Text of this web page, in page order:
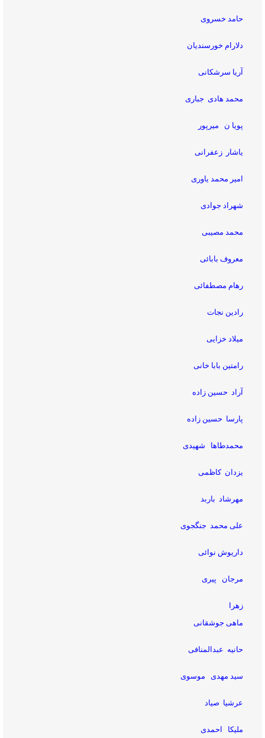
حامد خسروی
دلارام خورسندیان
آریا سرشکانی
محمد هادی جباری
پویا ن میرپور
یاشار زعفرانی
امیر محمد یاوری
شهراد جوادی
محمد مصیبی
معروف بابائی
رهام مصطفائی
رادین نجات
میلاد خزایی
رامتین بابا خانی
آراد حسین زاده
پارسا حسین زاده
محمدطاها شهیدی
یزدان کاظمی
مهرشاد باربد
علی محمد جنگجوی
داریوش نوائی
مرجان پیری
زهرا
ماهی جوشقانی
حانیه عبدالمنافی
سید مهدی موسوی
عرشیا صیاد
ملیکا احمدی